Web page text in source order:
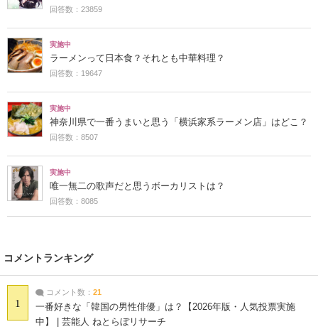
回答数：23859
実施中
ラーメンって日本食？それとも中華料理？
回答数：19647
実施中
神奈川県で一番うまいと思う「横浜家系ラーメン店」はどこ？
回答数：8507
実施中
唯一無二の歌声だと思うボーカリストは？
回答数：8085
コメントランキング
1
コメント数： 21
一番好きな「韓国の男性俳優」は？【2026年版・人気投票実施
中】 | 芸能人 ねとらぼリサーチ